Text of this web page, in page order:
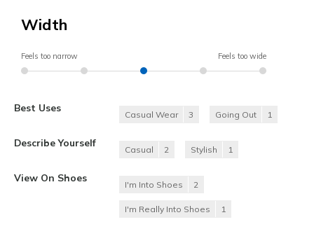
Width
Feels too narrow Feels too wide
Best Uses
Casual Wear 3 Going Out 1
Describe Yourself
Casual 2 Stylish 1
View On Shoes
I'm Into Shoes 2
I'm Really Into Shoes 1